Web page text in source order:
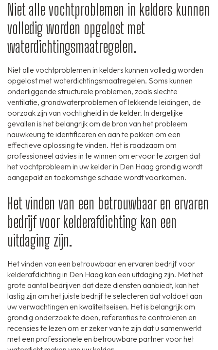
Niet alle vochtproblemen in kelders kunnen
volledig worden opgelost met
waterdichtingsmaatregelen.
Niet alle vochtproblemen in kelders kunnen volledig worden
opgelost met waterdichtingsmaatregelen. Soms kunnen
onderliggende structurele problemen, zoals slechte
ventilatie, grondwaterproblemen of lekkende leidingen, de
oorzaak zijn van vochtigheid in de kelder. In dergelijke
gevallen is het belangrijk om de bron van het probleem
nauwkeurig te identificeren en aan te pakken om een
effectieve oplossing te vinden. Het is raadzaam om
professioneel advies in te winnen om ervoor te zorgen dat
het vochtprobleem in uw kelder in Den Haag grondig wordt
aangepakt en toekomstige schade wordt voorkomen.
Het vinden van een betrouwbaar en ervaren
bedrijf voor kelderafdichting kan een
uitdaging zijn.
Het vinden van een betrouwbaar en ervaren bedrijf voor
kelderafdichting in Den Haag kan een uitdaging zijn. Met het
grote aantal bedrijven dat deze diensten aanbiedt, kan het
lastig zijn om het juiste bedrijf te selecteren dat voldoet aan
uw verwachtingen en kwaliteitseisen. Het is belangrijk om
grondig onderzoek te doen, referenties te controleren en
recensies te lezen om er zeker van te zijn dat u samenwerkt
met een professionele en betrouwbare partner voor het